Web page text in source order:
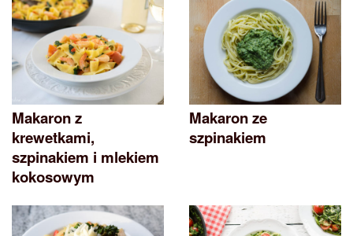
Makaron z
krewetkami,
szpinakiem i mlekiem
kokosowym
Makaron ze
szpinakiem